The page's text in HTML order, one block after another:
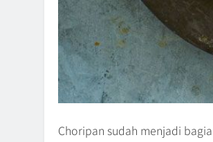
Choripan sudah menjadi